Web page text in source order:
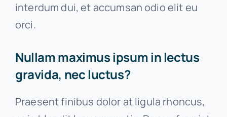
interdum dui, et accumsan odio elit eu
orci.
Nullam maximus ipsum in lectus
gravida, nec luctus?
Praesent finibus dolor at ligula rhoncus,